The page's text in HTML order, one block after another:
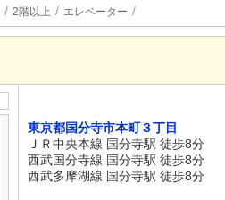
2階以上 エレベーター
東京都国分寺市本町３丁目
ＪＲ中央本線 国分寺駅 徒歩8分
西武国分寺線 国分寺駅 徒歩8分
西武多摩湖線 国分寺駅 徒歩8分